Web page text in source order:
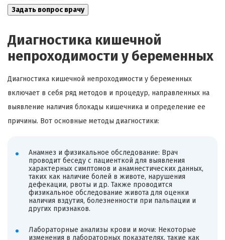
Диагностика кишечной
непроходимости у беременных
Диагностика кишечной непроходимости у беременных
включает в себя ряд методов и процедур, направленных на
выявление наличия блокады кишечника и определение ее
причины. Вот основные методы диагностики:
Анамнез и физикальное обследование: Врач
проводит беседу с пациенткой для выявления
характерных симптомов и анамнестических данных,
таких как наличие болей в животе, нарушения
дефекации, рвоты и др. Также проводится
физикальное обследование живота для оценки
наличия вздутия, болезненности при пальпации и
других признаков.
Лабораторные анализы крови и мочи: Некоторые
изменения в лабораторных показателях, такие как